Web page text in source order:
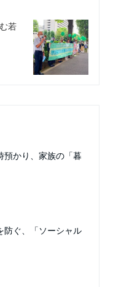
若
預かり、家族の「暮
防ぐ、「ソーシャル